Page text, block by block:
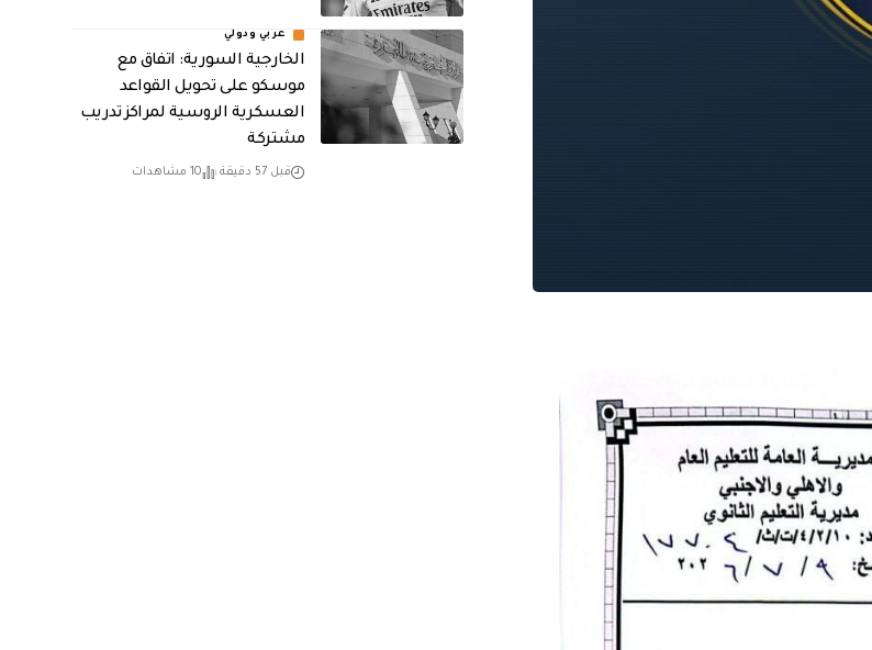
عربي ودولي
الخارجية السورية: اتفاق مع
موسكو على تحويل القواعد
العسكرية الروسية لمراكز تدريب
مشتركة
قبل 57 دقيقة 10 مشاهدات